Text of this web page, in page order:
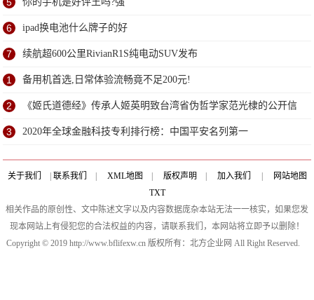
6 ipad换电池什么牌子的好
7 续航超600公里RivianR1S纯电动SUV发布
1 备用机首选,日常体验流畅竟不足200元!
2 《姬氏道德经》传承人姬英明致台湾省伪哲学家范光棣的公开信
3 2020年全球金融科技专利排行榜：中国平安名列第一
关于我们 联系我们 XML地图 版权声明 加入我们
网站地图
TXT
相关作品的原创性、文中陈述文字以及内容数据庞杂本站无法一一核实，如果您发
现本网站上有侵犯您的合法权益的内容，请联系我们，本网站将立即予以删除！
Copyright © 2019 http://www.bflifexw.cn 版权所有：北方企业网 All Right Reserved.